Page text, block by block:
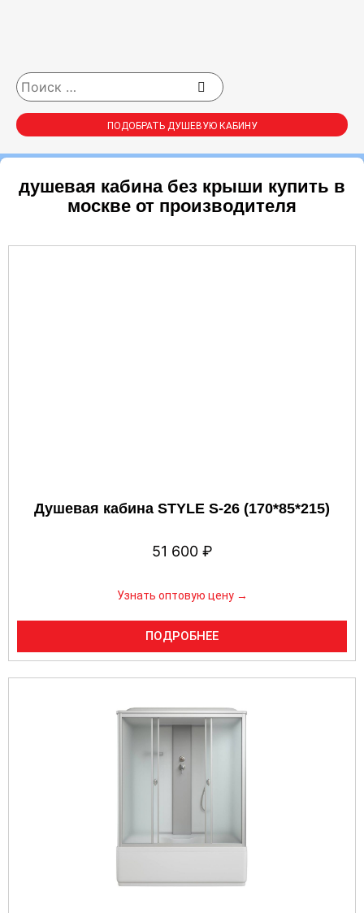
ПОДОБРАТЬ ДУШЕВУЮ КАБИНУ
душевая кабина без крыши купить в
москве от производителя
Душевая кабина STYLE S-26 (170*85*215)
51 600 ₽
Узнать оптовую цену →
ПОДРОБНЕЕ